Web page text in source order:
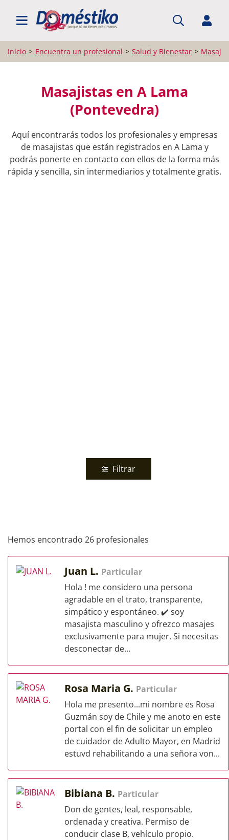
BUSCAR PROFESIONALES
Inicio Encuentra un profesional Salud y Bienestar
Masajistas en A Lama
(Pontevedra)
Aquí encontrarás todos los profesionales y empresas
de masajistas que están registrados en A Lama y
podrás ponerte en contacto con ellos de la forma más
rápida y sencilla, sin intermediarios y totalmente gratis.
Filtrar
Hemos encontrado 26 profesionales
Juan L. Particular
Hola ! me considero una persona
agradable en el trato, transparente,
simpático y espontáneo. ✔️ soy
masajista masculino y ofrezco masajes
exclusivamente para mujer. Si necesitas
desconectar de...
Rosa Maria G. Particular
Hola me presento...mi nombre es Rosa
Guzmán soy de Chile y me anoto en este
portal con el fin de solicitar un empleo
de cuidador de Adulto Mayor, en Madrid
estuvd rehabilitando a una señora von...
Bibiana B. Particular
Don de gentes, leal, responsable,
ordenada y creativa. Permiso de
conducir clase B, vehículo propio.